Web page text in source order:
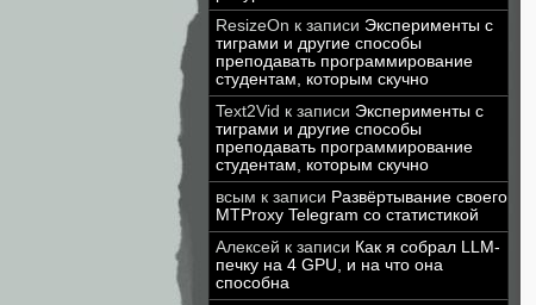
ResizeOn к записи Эксперименты с
тиграми и другие способы
преподавать программирование
студентам, которым скучно
Text2Vid к записи Эксперименты с
тиграми и другие способы
преподавать программирование
студентам, которым скучно
всым к записи Развёртывание своего
MTProxy Telegram со статистикой
Алексей к записи Как я собрал LLM-
печку на 4 GPU, и на что она
способна